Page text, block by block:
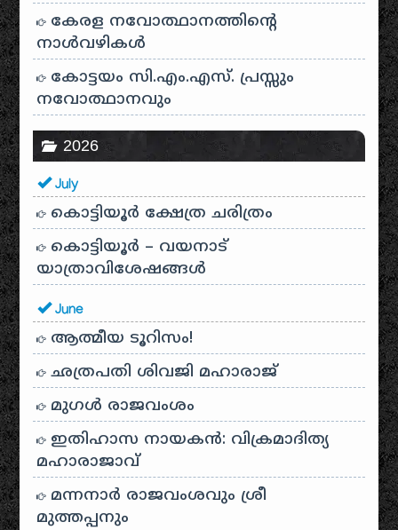
കേരള നവോത്ഥാനത്തിന്റെ
നാൾവഴികൾ
കോട്ടയം സി.എം.എസ്. പ്രസ്സും
നവോത്ഥാനവും
2026
July
കൊട്ടിയൂർ ക്ഷേത്ര ചരിത്രം
കൊട്ടിയൂർ – വയനാട്
യാത്രാവിശേഷങ്ങൾ
June
ആത്മീയ ടൂറിസം!
ഛത്രപതി ശിവജി മഹാരാജ്
മുഗൾ രാജവംശം
ഇതിഹാസ നായകൻ: വിക്രമാദിത്യ
മഹാരാജാവ്
മന്നനാർ രാജവംശവും ശ്രീ
മുത്തപ്പനും